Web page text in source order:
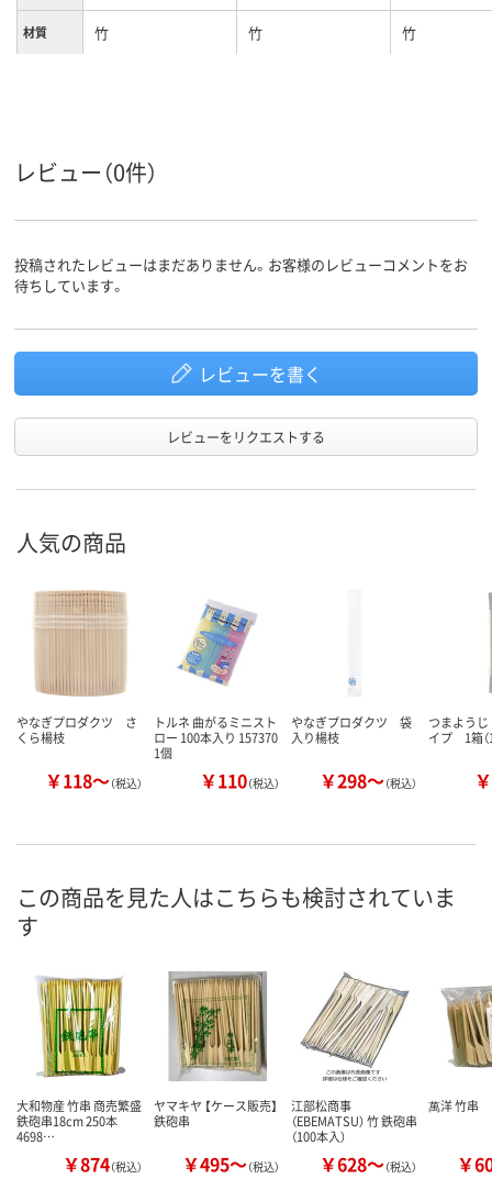
材質 竹 竹 竹
レビュー（0件）
投稿されたレビューはまだありません。お客様のレビューコメントをお
待ちしています。
レビューを書く
レビューをリクエストする
人気の商品
やなぎプロダクツ さ
くら楊枝
￥118～（税込）
トルネ 曲がるミニスト
ロー 100本入り 157370
1個
￥110（税込）
やなぎプロダクツ 袋
入り楊枝
￥298～（税込）
つまよう
イプ 1箱（
この商品を見た人はこちらも検討されていま
す
大和物産 竹串 商売繁盛
鉄砲串18cm 250本
4698…
￥874（税込）
ヤマキヤ 【ケース販売】
鉄砲串
￥495～（税込）
江部松商事
（EBEMATSU） 竹 鉄砲串
（100本入）
￥628～（税込）
萬洋 竹串
￥